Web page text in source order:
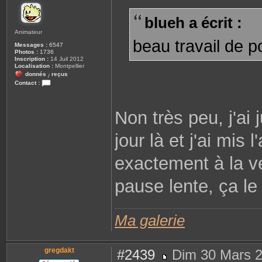
Animateur
Messages : 6547
Photos : 1736
Inscription : 14 Juil 2012
Localisation : Montpellier
donnés / reçus
Contact :
g
blueh a écrit :
beau travail de
Non très peu, j'ai
jour là et j'ai mis
exactement à la
pause lente, ça
Ma galerie
gregdakt #2439 Dim 30 Mars